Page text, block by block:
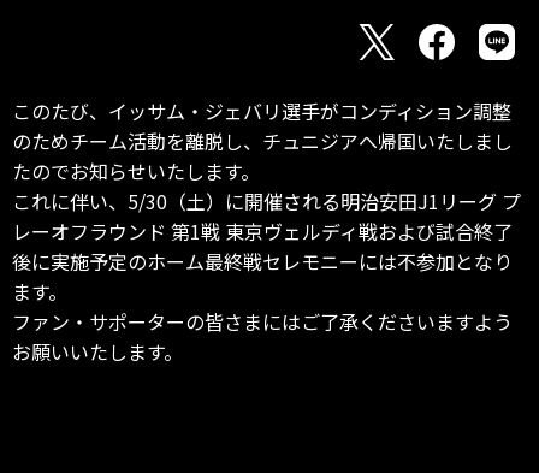
このたび、イッサム・ジェバリ選手がコンディション調整
のためチーム活動を離脱し、チュニジアへ帰国いたしまし
たのでお知らせいたします。
これに伴い、5/30（土）に開催される明治安田J1リーグ プ
レーオフラウンド 第1戦 東京ヴェルディ戦および試合終了
後に実施予定のホーム最終戦セレモニーには不参加となり
ます。
ファン・サポーターの皆さまにはご了承くださいますよう
お願いいたします。